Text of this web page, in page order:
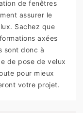
de fenêtres
assurer le
Sachez que
axées
sont donc à
de pose de velux
pour mieux
votre projet.